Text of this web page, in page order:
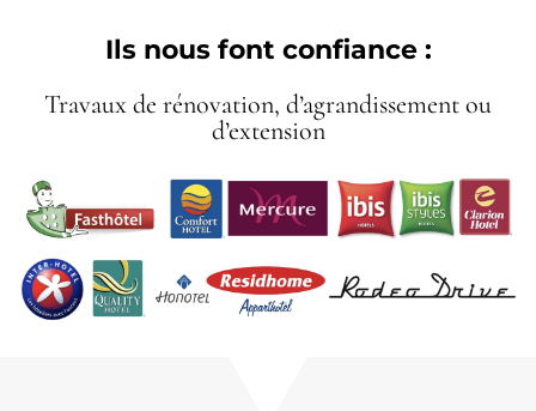
Ils nous font confiance :
Travaux de rénovation, d’agrandissement ou
d’extension